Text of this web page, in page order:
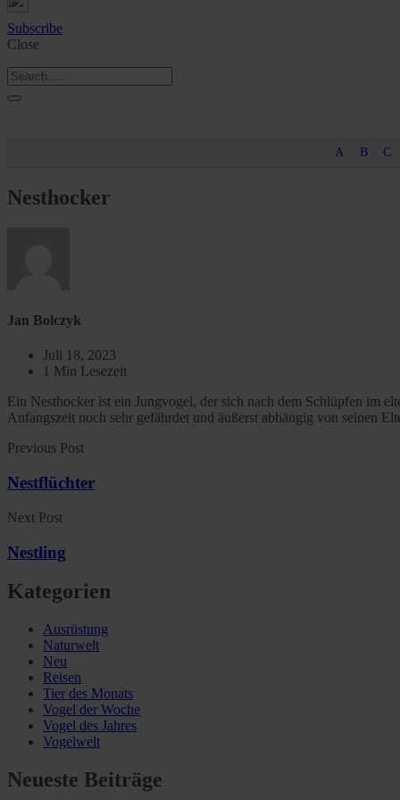
Subscribe
Close
A B C
Nesthocker
Jan Bolczyk
Juli 18, 2023
1 Min Lesezeit
Ein Nesthocker ist ein Jungvogel, der sich nach dem Schlüpfen im
Anfangszeit noch sehr gefährdet und äußerst abhängig von seinen
Previous Post
Nestflüchter
Next Post
Nestling
Kategorien
Ausrüstung
Naturwelt
Neu
Reisen
Tier des Monats
Vogel der Woche
Vogel des Jahres
Vogelwelt
Neueste Beiträge